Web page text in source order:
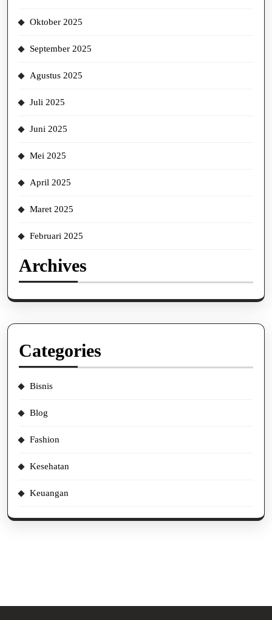
Oktober 2025
September 2025
Agustus 2025
Juli 2025
Juni 2025
Mei 2025
April 2025
Maret 2025
Februari 2025
Archives
Categories
Bisnis
Blog
Fashion
Kesehatan
Keuangan